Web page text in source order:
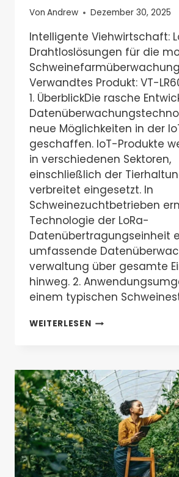
Von Andrew Dezember 30, 2025
Intelligente Viehwirtschaft:
Drahtloslösungen für die
Schweinefarmüberwachung
Verwandtes Produkt: VT-
1. ÜberblickDie rasche
neue Möglichkeiten in der
geschaffen. IoT-Produkte
in verschiedenen Sektoren,
einschließlich der
verbreitet eingesetzt. In
Schweinezuchtbetrieben
Technologie der LoRa-
Datenübertragungseinheit
umfassende
verwaltung über gesamte
hinweg. 2.
einem typischen
WEITERLESENINTELLIGENTE
FÜR
DIE
MODERNE